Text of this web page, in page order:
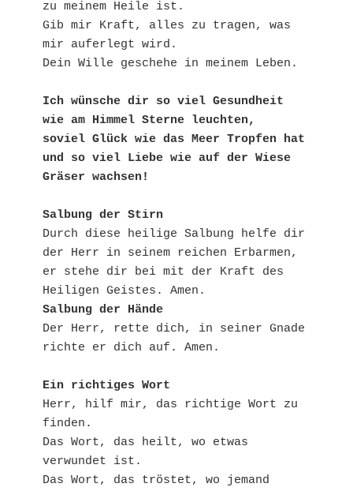
zu meinem Heile ist.
Gib mir Kraft, alles zu tragen, was
mir auferlegt wird.
Dein Wille geschehe in meinem Leben.
Ich wünsche dir so viel Gesundheit
wie am Himmel Sterne leuchten,
soviel Glück wie das Meer Tropfen hat
und so viel Liebe wie auf der Wiese
Gräser wachsen!
Salbung der Stirn
Durch diese heilige Salbung helfe dir
der Herr in seinem reichen Erbarmen,
er stehe dir bei mit der Kraft des
Salbung der Hände
Der Herr, rette dich, in seiner Gnade
richte er dich auf. Amen.
Ein richtiges Wort
Herr, hilf mir, das richtige Wort zu
finden.
Das Wort, das heilt, wo etwas
verwundet ist.
Das Wort, das tröstet, wo jemand